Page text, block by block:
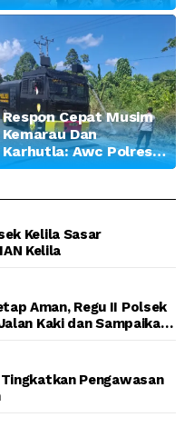
Respon Cepat Musim
Kemarau Dan
Karhutla: Awc Polres
Teluk Bintuni
Lahan di Jalan Poros
Kelila Sasar
Kelila
Aman, Regu II Polsek
Kaki dan Sampaikan
Pengawasan